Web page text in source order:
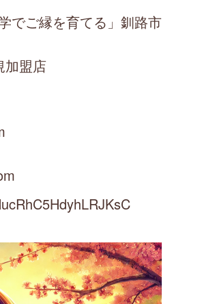
でご縁を育てる」釧路市
加盟店